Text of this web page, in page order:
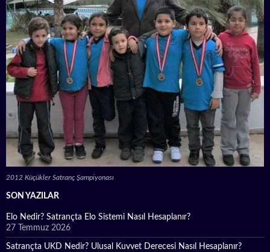
2012 Küçükler Satranç Şampiyonası
SON YAZILAR
Elo Nedir? Satrançta Elo Sistemi Nasıl Hesaplanır?
27 Temmuz 2026
Satrançta UKD Nedir? Ulusal Kuvvet Derecesi Nasıl Hesaplanır?